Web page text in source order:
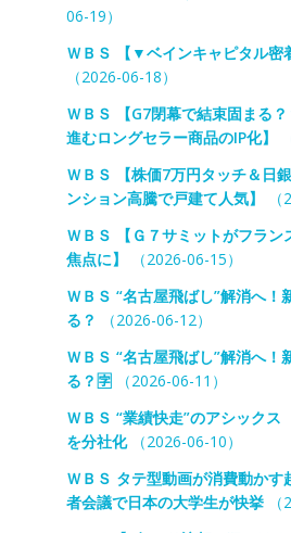
06-19）
ＷＢＳ 【▼ベインキャピタル密
（2026-06-18）
ＷＢＳ 【G7閉幕で結束固まる
進むロングセラー商品のIP化】
ＷＢＳ 【株価7万円タッチ＆日
ンション高騰で戸建て人気】
（
ＷＢＳ 【Ｇ７サミットがフラ
焦点に】
（2026-06-15）
ＷＢＳ “名古屋飛ばし”解消へ！
る？
（2026-06-12）
ＷＢＳ “名古屋飛ばし”解消へ！
る？🈑 （2026-06-11）
ＷＢＳ “業績快走”のアシック
を分社化（2026-06-10）
ＷＢＳ タテ型動画が消費動か
者会議で日本の大学生が快挙（